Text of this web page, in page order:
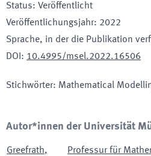
Status: Veröffentlicht
Veröffentlichungsjahr: 2022
Sprache, in der die Publikation
DOI : 10.4995/msel.2022.16506
Stichwörter: Mathematical
Autor*innen der Universität
Greefrath,
Professur für